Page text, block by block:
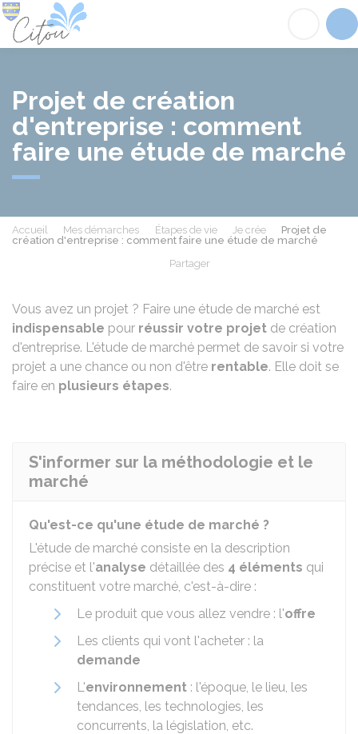
Projet de création
d'entreprise : comment
faire une étude de marché
Accueil Mes démarches Étapes de vie Je crée
Projet de
création d'entreprise : comment faire une étude de marché
Partager
Vous avez un projet ? Faire une étude de marché est
indispensable pour réussir votre projet de création
d'entreprise. L'étude de marché permet de savoir si votre
projet a une chance ou non d'être rentable. Elle doit se
faire en plusieurs étapes.
S'informer sur la méthodologie et le
marché
Qu'est-ce qu'une étude de marché ?
L'étude de marché consiste en la description
précise et l'analyse détaillée des 4 éléments qui
constituent votre marché, c'est-à-dire :
Le produit que vous allez vendre : l'offre
Les clients qui vont l'acheter : la
demande
L'environnement : l'époque, le lieu, les
tendances, les technologies, les
concurrents, la législation, etc.